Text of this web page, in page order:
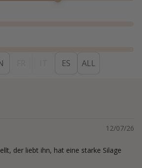
ES ALL
12/07/26
der liebt ihn, hat eine starke Silage